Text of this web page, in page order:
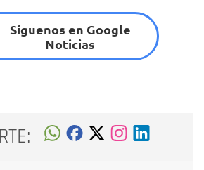
Síguenos en Google
Noticias